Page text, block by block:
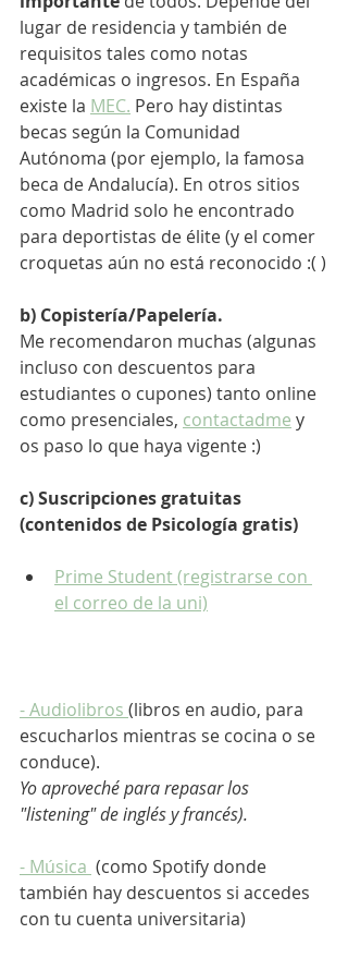
lugar de residencia y también de
requisitos tales como notas
académicas o ingresos. En España
existe la MEC. Pero hay distintas
becas según la Comunidad
Autónoma (por ejemplo, la famosa
beca de Andalucía). En otros sitios
como Madrid solo he encontrado
para deportistas de élite (y el comer
croquetas aún no está reconocido :( )
b) Copistería/Papelería.
Me recomendaron muchas (algunas
incluso con descuentos para
estudiantes o cupones) tanto online
como presenciales, contactadme y
os paso lo que haya vigente :)
c) Suscripciones gratuitas
(contenidos de Psicología gratis)
Prime Student (registrarse con
el correo de la uni)
- Audiolibros (libros en audio, para
escucharlos mientras se cocina o se
conduce).
Yo aproveché para repasar los
"listening" de inglés y francés).
- Música (como Spotify donde
también hay descuentos si accedes
con tu cuenta universitaria)